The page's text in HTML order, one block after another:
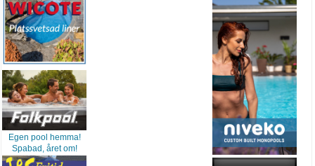
Egen pool hemma!
Spabad, året om!